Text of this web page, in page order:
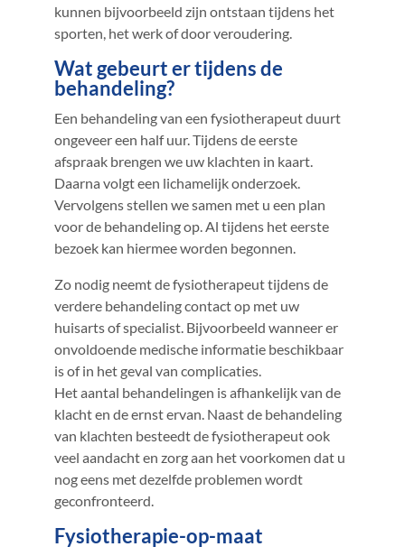
kunnen bijvoorbeeld zijn ontstaan tijdens het
sporten, het werk of door veroudering.
Wat gebeurt er tijdens de
behandeling?
Een behandeling van een fysiotherapeut duurt
ongeveer een half uur. Tijdens de eerste
afspraak brengen we uw klachten in kaart.
Daarna volgt een lichamelijk onderzoek.
Vervolgens stellen we samen met u een plan
voor de behandeling op. Al tijdens het eerste
bezoek kan hiermee worden begonnen.
Zo nodig neemt de fysiotherapeut tijdens de
verdere behandeling contact op met uw
huisarts of specialist. Bijvoorbeeld wanneer er
onvoldoende medische informatie beschikbaar
is of in het geval van complicaties.
Het aantal behandelingen is afhankelijk van de
klacht en de ernst ervan. Naast de behandeling
van klachten besteedt de fysiotherapeut ook
veel aandacht en zorg aan het voorkomen dat u
nog eens met dezelfde problemen wordt
geconfronteerd.
Fysiotherapie-op-maat